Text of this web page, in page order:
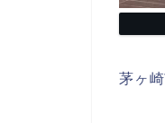
茅ヶ